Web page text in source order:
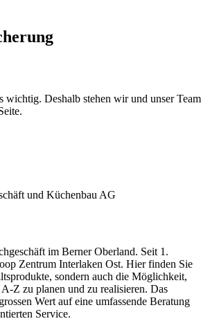
wichtig. Deshalb stehen wir und unser Team
und Küchenbau AG
im Berner Oberland. Seit 1.
Zentrum Interlaken Ost. Hier finden Sie
sondern auch die Möglichkeit,
Z zu planen und zu realisieren. Das
Wert auf eine umfassende Beratung
Service.